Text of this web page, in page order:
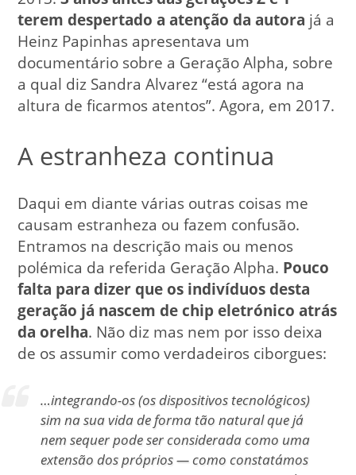
terem despertado a atenção da autora já a
Heinz Papinhas apresentava um
documentário sobre a Geração Alpha, sobre
a qual diz Sandra Alvarez “está agora na
altura de ficarmos atentos”. Agora, em 2017.
A estranheza continua
Daqui em diante várias outras coisas me
causam estranheza ou fazem confusão.
Entramos na descrição mais ou menos
polémica da referida Geração Alpha. Pouco
falta para dizer que os indivíduos desta
geração já nascem de chip eletrónico atrás
da orelha. Não diz mas nem por isso deixa
de os assumir como verdadeiros ciborgues:
…integrando-os (os dispositivos tecnológicos)
sim na sua vida de forma tão natural que já
nem sequer pode ser considerada como uma
extensão dos próprios — como constatámos